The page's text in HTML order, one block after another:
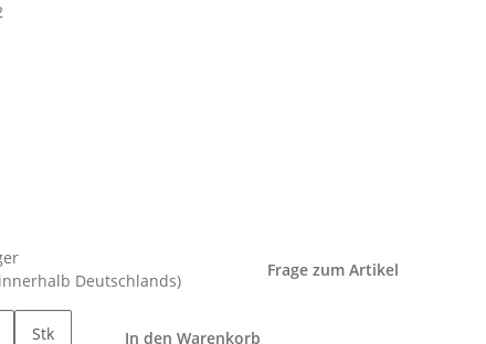
Deutschlands)
Frage zum Artikel
Stk In den Warenkorb